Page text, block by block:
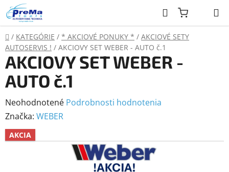
Prejsť
na
obsah
Hľadať
Domov
/ KATEGÓRIE / * AKCIOVÉ PONUKY * / AKCIOVÉ SETY
AUTOSERVIS ! / AKCIOVY SET WEBER - AUTO č.1
AKCIOVY SET WEBER -
AUTO č.1
Priemerné
hodnotenie
produktu
je
Neohodnotené Podrobnosti hodnotenia
Značka: WEBER
AKCIA